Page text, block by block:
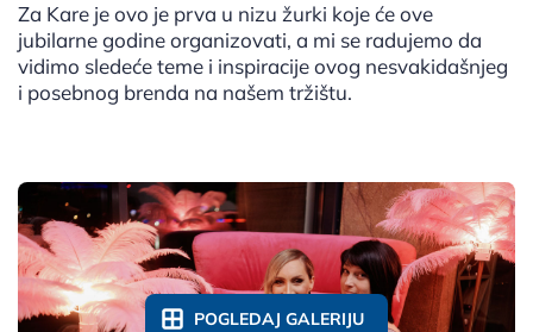
Za Kare je ovo je prva u nizu žurki koje će ove
jubilarne godine organizovati, a mi se radujemo da
vidimo sledeće teme i inspiracije ovog nesvakidašnjeg
i posebnog brenda na našem tržištu.
POGLEDAJ GALERIJU